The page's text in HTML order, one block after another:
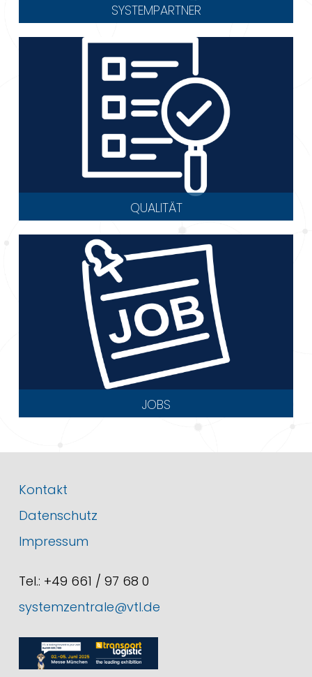
SYSTEMPARTNER
QUALITÄT
JOBS
Kontakt
Datenschutz
Impressum
Tel.: +49 661 / 97 68 0
systemzentrale@vtl.de